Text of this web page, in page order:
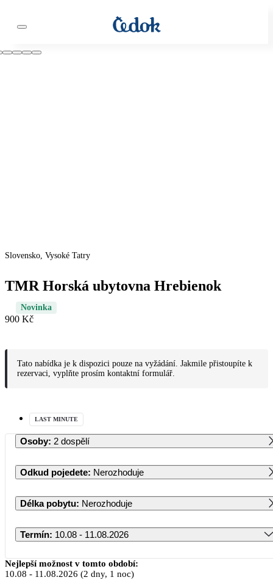
Slovensko, Vysoké Tatry
TMR Horská ubytovna Hrebienok
Novinka
900 Kč
Tato nabídka je k dispozici pouze na vyžádání. Jakmile přistoupíte k
rezervaci, vyplňte prosím kontaktní formulář.
LAST MINUTE
Osoby: 2 dospělí
Odkud pojedete: Nerozhoduje
Délka pobytu: Nerozhoduje
Termín: 10.08 - 11.08.2026
Srpen 2026
Nejlepší možnost v tomto období:
10.08 - 11.08.2026 (2 dny, 1 noc)